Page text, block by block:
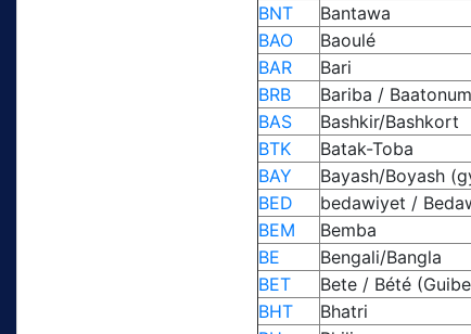
BNT
Bantawa
BAO
Baoulé
BAR
Bari
BRB
Bariba / Baatonum
BAS
Bashkir/Bashkort
BTK
Batak-Toba
BAY
Bayash/Boyash
BED
bedawiyet /
BEM
Bemba
BE
Bengali/Bangla
BET
Bete / Bété
BHT
Bhatri